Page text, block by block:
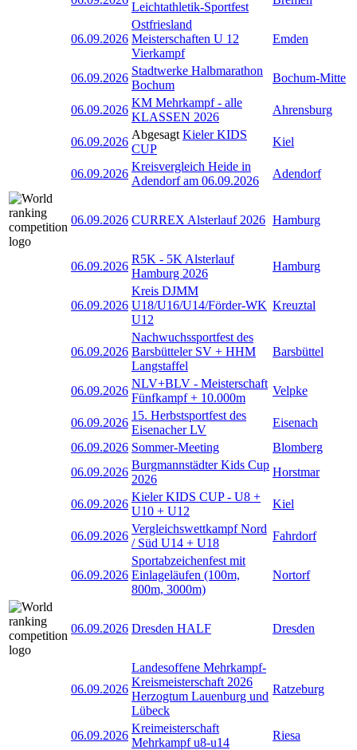
Leichtathletik-Sportfest
06.09.2026
Ostfriesland
Meisterschaften U 12
Vierkampf
Emden
06.09.2026
Stadtwerke Halbmarathon
Bochum
Bochum-Mitte
06.09.2026
KM Mehrkampf - alle
KLASSEN 2026
Ahrensburg
06.09.2026
Abgesagt Kieler KIDS
CUP
Kiel
06.09.2026
Kreisvergleich Heide in
Adendorf am 06.09.2026
Adendorf
06.09.2026 CURREX Alsterlauf 2026 Hamburg
06.09.2026
R5K - 5K Alsterlauf
Hamburg 2026
Hamburg
06.09.2026
Kreis DJMM
U18/U16/U14/Förder-WK
U12
Kreuztal
06.09.2026
Nachwuchssportfest des
Barsbütteler SV + HHM
Langstaffel
Barsbüttel
06.09.2026
NLV+BLV - Meisterschaft
Fünfkampf + 10.000m
Velpke
06.09.2026
15. Herbstsportfest des
Eisenacher LV
Eisenach
06.09.2026 Sommer-Meeting
Blomberg
06.09.2026
Burgmannstädter Kids Cup
2026
Horstmar
06.09.2026
Kieler KIDS CUP - U8 +
U10 + U12
Kiel
06.09.2026
Vergleichswettkampf Nord
/ Süd U14 + U18
Fahrdorf
06.09.2026
Sportabzeichenfest mit
Einlageläufen (100m,
800m, 3000m)
Nortorf
06.09.2026 Dresden HALF Dresden
06.09.2026
Landesoffene Mehrkampf-
Kreismeisterschaft 2026
Herzogtum Lauenburg und
Lübeck
Ratzeburg
06.09.2026
Kreimeisterschaft
Mehrkampf u8-u14
Riesa